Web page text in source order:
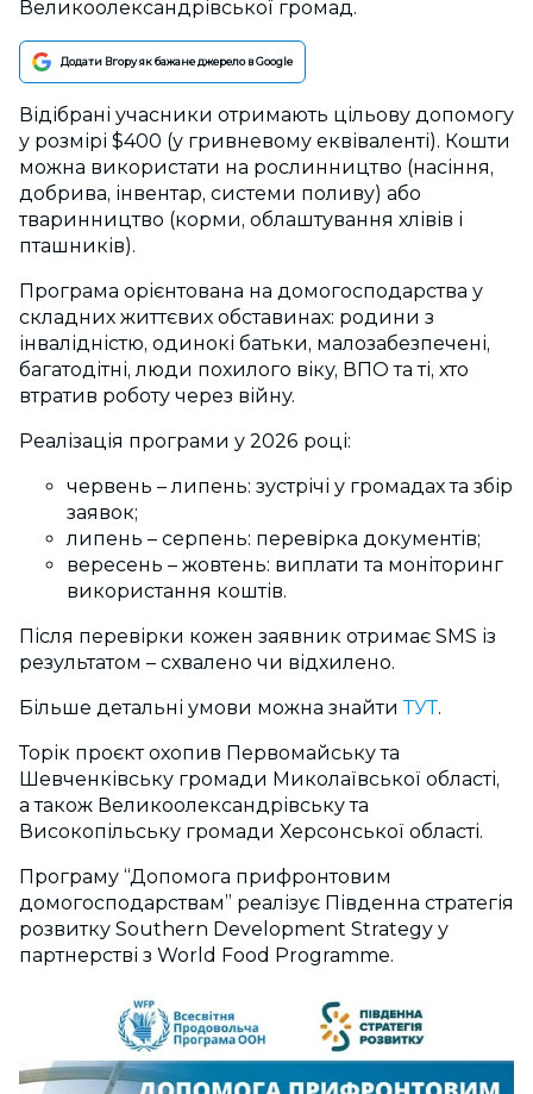
Великоолександрівської громад.
Додати Вгору як бажане джерело в Google
Відібрані учасники отримають цільову допомогу
у розмірі $400 (у гривневому еквіваленті). Кошти
можна використати на рослинництво (насіння,
добрива, інвентар, системи поливу) або
тваринництво (корми, облаштування хлівів і
пташників).
Програма орієнтована на домогосподарства у
складних життєвих обставинах: родини з
інвалідністю, одинокі батьки, малозабезпечені,
багатодітні, люди похилого віку, ВПО та ті, хто
втратив роботу через війну.
Реалізація програми у 2026 році:
червень –липень: зустрічі у громадах та збір
заявок;
липень – серпень: перевірка документів;
вересень – жовтень: виплати та моніторинг
використання коштів.
Після перевірки кожен заявник отримає SMS із
результатом – схвалено чи відхилено.
Більше детальні умови можна знайти ТУТ.
Торік проєкт охопив Первомайську та
Шевченківську громади Миколаївської області,
а також Великоолександрівську та
Високопільську громади Херсонської області.
Програму “Допомога прифронтовим
домогосподарствам” реалізує Південна стратегія
розвитку Southern Development Strategy у
партнерстві з World Food Programme.